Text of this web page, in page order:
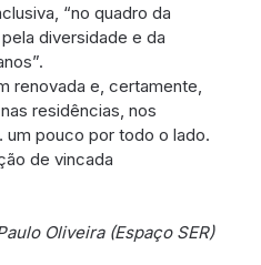
“no quadro da
diversidade e da
renovada e, certamente,
residências, nos
pouco por todo o lado.
de vincada
Oliveira (Espaço SER)